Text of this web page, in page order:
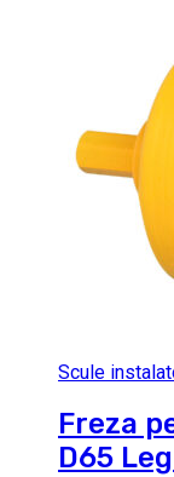
Scule
Freza
D65